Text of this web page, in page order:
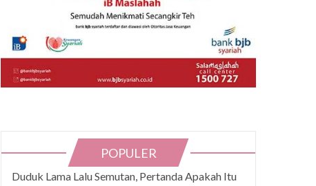
POPULER
Duduk Lama Lalu Semutan, Pertanda Apakah Itu